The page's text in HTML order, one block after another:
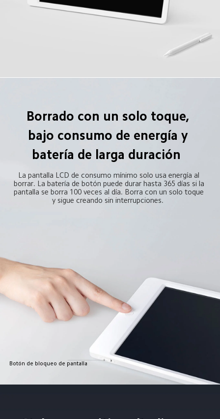
Borrado con un solo toque,
bajo consumo de energía y
batería de larga duración
La pantalla LCD de consumo mínimo solo usa energía al
borrar. La batería de botón puede durar hasta 365 días si la
pantalla se borra 100 veces al día. Borra con un solo toque
y sigue creando sin interrupciones.
Botón de bloqueo de pantalla